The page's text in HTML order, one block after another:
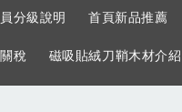
分級說明 首頁新品推薦
稅 磁吸貼絨刀鞘木材介紹